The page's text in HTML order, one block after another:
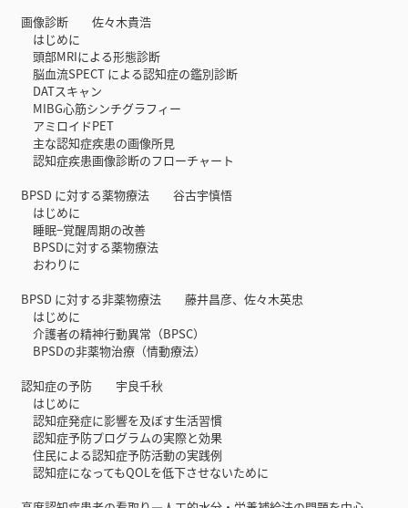
画像診断 佐々木貴浩
はじめに
頭部MRIによる形態診断
脳血流SPECT による認知症の鑑別診断
DATスキャン
MIBG心筋シンチグラフィー
アミロイドPET
主な認知症疾患の画像所見
認知症疾患画像診断のフローチャート
BPSD に対する薬物療法 谷古宇慎悟
はじめに
睡眠−覚醒周期の改善
BPSDに対する薬物療法
おわりに
BPSD に対する非薬物療法 藤井昌彦、佐々木英忠
はじめに
介護者の精神行動異常（BPSC）
BPSDの非薬物治療（情動療法）
認知症の予防 宇良千秋
はじめに
認知症発症に影響を及ぼす生活習慣
認知症予防プログラムの実際と効果
住民による認知症予防活動の実践例
認知症になってもQOLを低下させないために